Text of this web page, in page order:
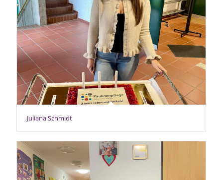
Juliana Schmidt